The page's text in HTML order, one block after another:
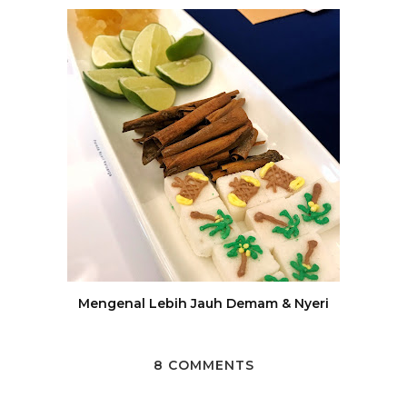
Mengenal Lebih Jauh Demam & Nyeri
8 COMMENTS